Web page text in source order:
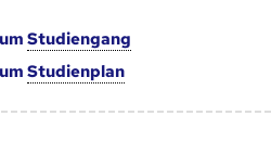
Studien­gang
Studien­plan